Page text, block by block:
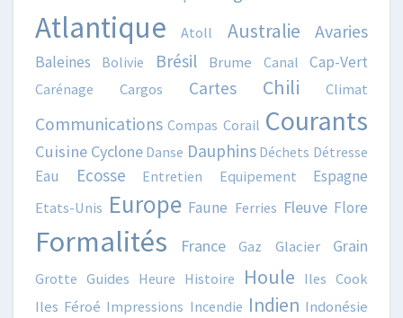
Atlantique Atoll Australie Avaries
Baleines Bolivie Brésil Brume Canal Cap-Vert
Carénage Cargos Cartes Chili Climat
Communications Compas Corail Courants
Cuisine Cyclone Danse Dauphins Déchets Détresse
Eau Ecosse Entretien Equipement Espagne
Etats-Unis Europe Faune Ferries Fleuve Flore
Formalités France Gaz Glacier Grain
Grotte Guides Heure Histoire Houle Iles Cook
Iles Féroé Impressions Incendie Indien Indonésie